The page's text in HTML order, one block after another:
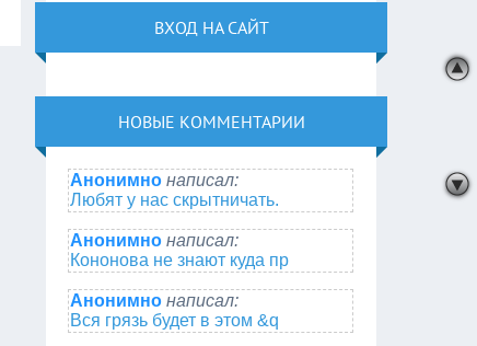
ВХОД НА САЙТ
НОВЫЕ КОММЕНТАРИИ
Анонимно написал:
Любят у нас скрытничать.
Анонимно написал:
Кононова не знают куда пр
Анонимно написал:
Вся грязь будет в этом &q